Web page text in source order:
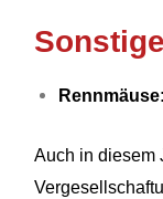
Rennmäuse:
Auch in diesem